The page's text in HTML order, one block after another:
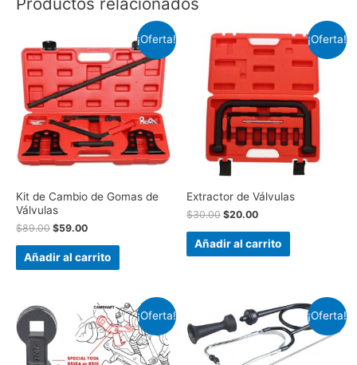
¡Oferta!
Kit de Cambio de Gomas de
Válvulas
$89.00 $59.00
Añadir al carrito
¡Oferta!
Extractor de Válvulas
$30.00 $20.00
Añadir al carrito
¡Oferta! ¡Oferta!